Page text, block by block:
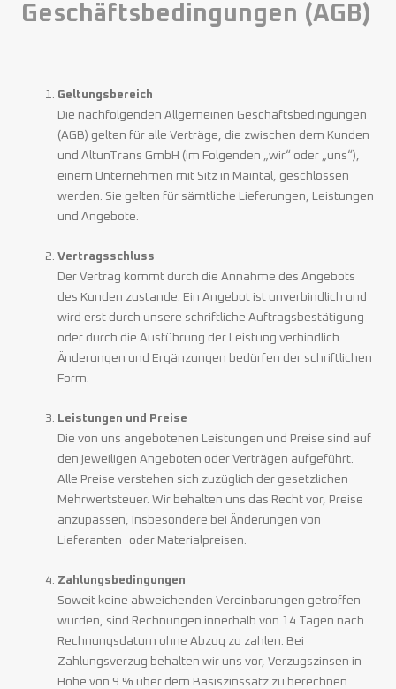
Geschäftsbedingungen (AGB)
Geltungsbereich
Die nachfolgenden Allgemeinen Geschäftsbedingungen
(AGB) gelten für alle Verträge, die zwischen dem Kunden
und AltunTrans GmbH (im Folgenden „wir“ oder „uns“),
einem Unternehmen mit Sitz in Maintal, geschlossen
werden. Sie gelten für sämtliche Lieferungen, Leistungen
und Angebote.
Vertragsschluss
Der Vertrag kommt durch die Annahme des Angebots
des Kunden zustande. Ein Angebot ist unverbindlich und
wird erst durch unsere schriftliche Auftragsbestätigung
oder durch die Ausführung der Leistung verbindlich.
Änderungen und Ergänzungen bedürfen der schriftlichen
Form.
Leistungen und Preise
Die von uns angebotenen Leistungen und Preise sind auf
den jeweiligen Angeboten oder Verträgen aufgeführt.
Alle Preise verstehen sich zuzüglich der gesetzlichen
Mehrwertsteuer. Wir behalten uns das Recht vor, Preise
anzupassen, insbesondere bei Änderungen von
Lieferanten- oder Materialpreisen.
Zahlungsbedingungen
Soweit keine abweichenden Vereinbarungen getroffen
wurden, sind Rechnungen innerhalb von 14 Tagen nach
Rechnungsdatum ohne Abzug zu zahlen. Bei
Zahlungsverzug behalten wir uns vor, Verzugszinsen in
Höhe von 9 % über dem Basiszinssatz zu berechnen.